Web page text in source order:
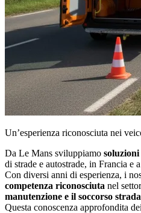
Un’esperienza riconosciuta nei
Da Le Mans sviluppiamo
di strade e autostrade, in Francia e
Con diversi anni di esperienza, i
competenza riconosciuta nel
manutenzione e il soccorso
Questa conoscenza approfondita